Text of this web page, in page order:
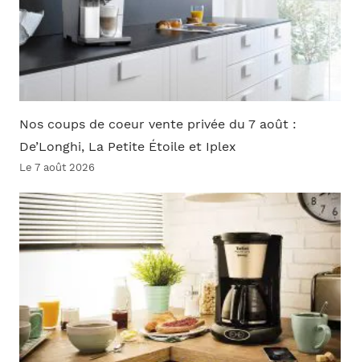
Nos coups de coeur vente privée du 7 août :
De’Longhi, La Petite Étoile et Iplex
Le 7 août 2026